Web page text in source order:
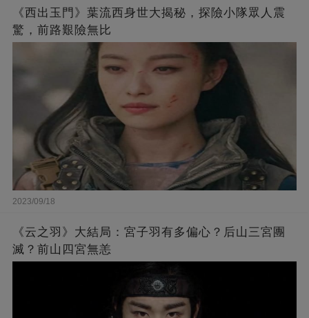
《西出玉門》葉流西身世大揭秘，探險小隊眾人震
驚，前路艱險無比
2023/09/18
《云之羽》大結局：宮子羽有多偏心？后山三宮團
滅？前山四宮無恙